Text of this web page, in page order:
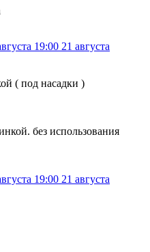
19:00 21 августа
( под насадки )
без использования
19:00 21 августа